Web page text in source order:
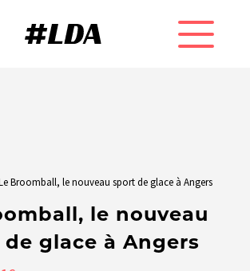
Broomball, le nouveau sport de glace à Angers
le nouveau
glace à Angers